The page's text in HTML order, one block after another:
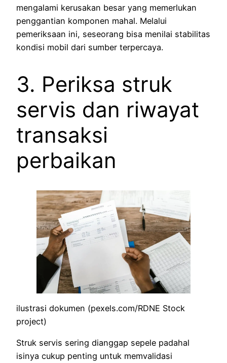
mengalami kerusakan besar yang memerlukan
penggantian komponen mahal. Melalui
pemeriksaan ini, seseorang bisa menilai stabilitas
kondisi mobil dari sumber terpercaya.
3. Periksa struk
servis dan riwayat
transaksi
perbaikan
ilustrasi dokumen (pexels.com/RDNE Stock
project)
Struk servis sering dianggap sepele padahal
isinya cukup penting untuk memvalidasi